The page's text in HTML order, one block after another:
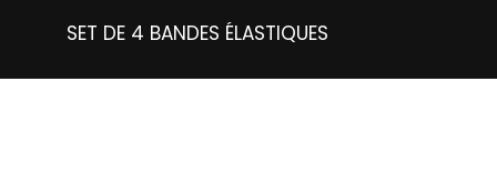
SET DE 4 BANDES ÉLASTIQUES